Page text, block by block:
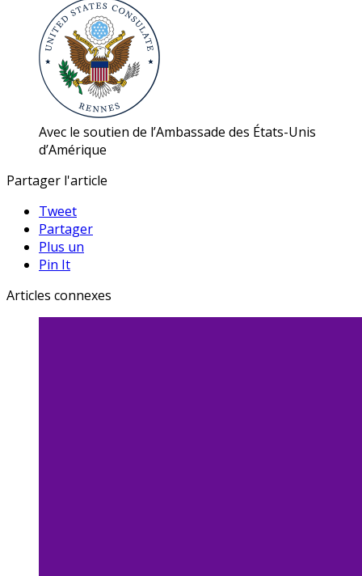
Avec le soutien de l’Ambassade des États-Unis
d’Amérique
Partager l'article
Tweet
Partager
Plus un
Pin It
Articles connexes